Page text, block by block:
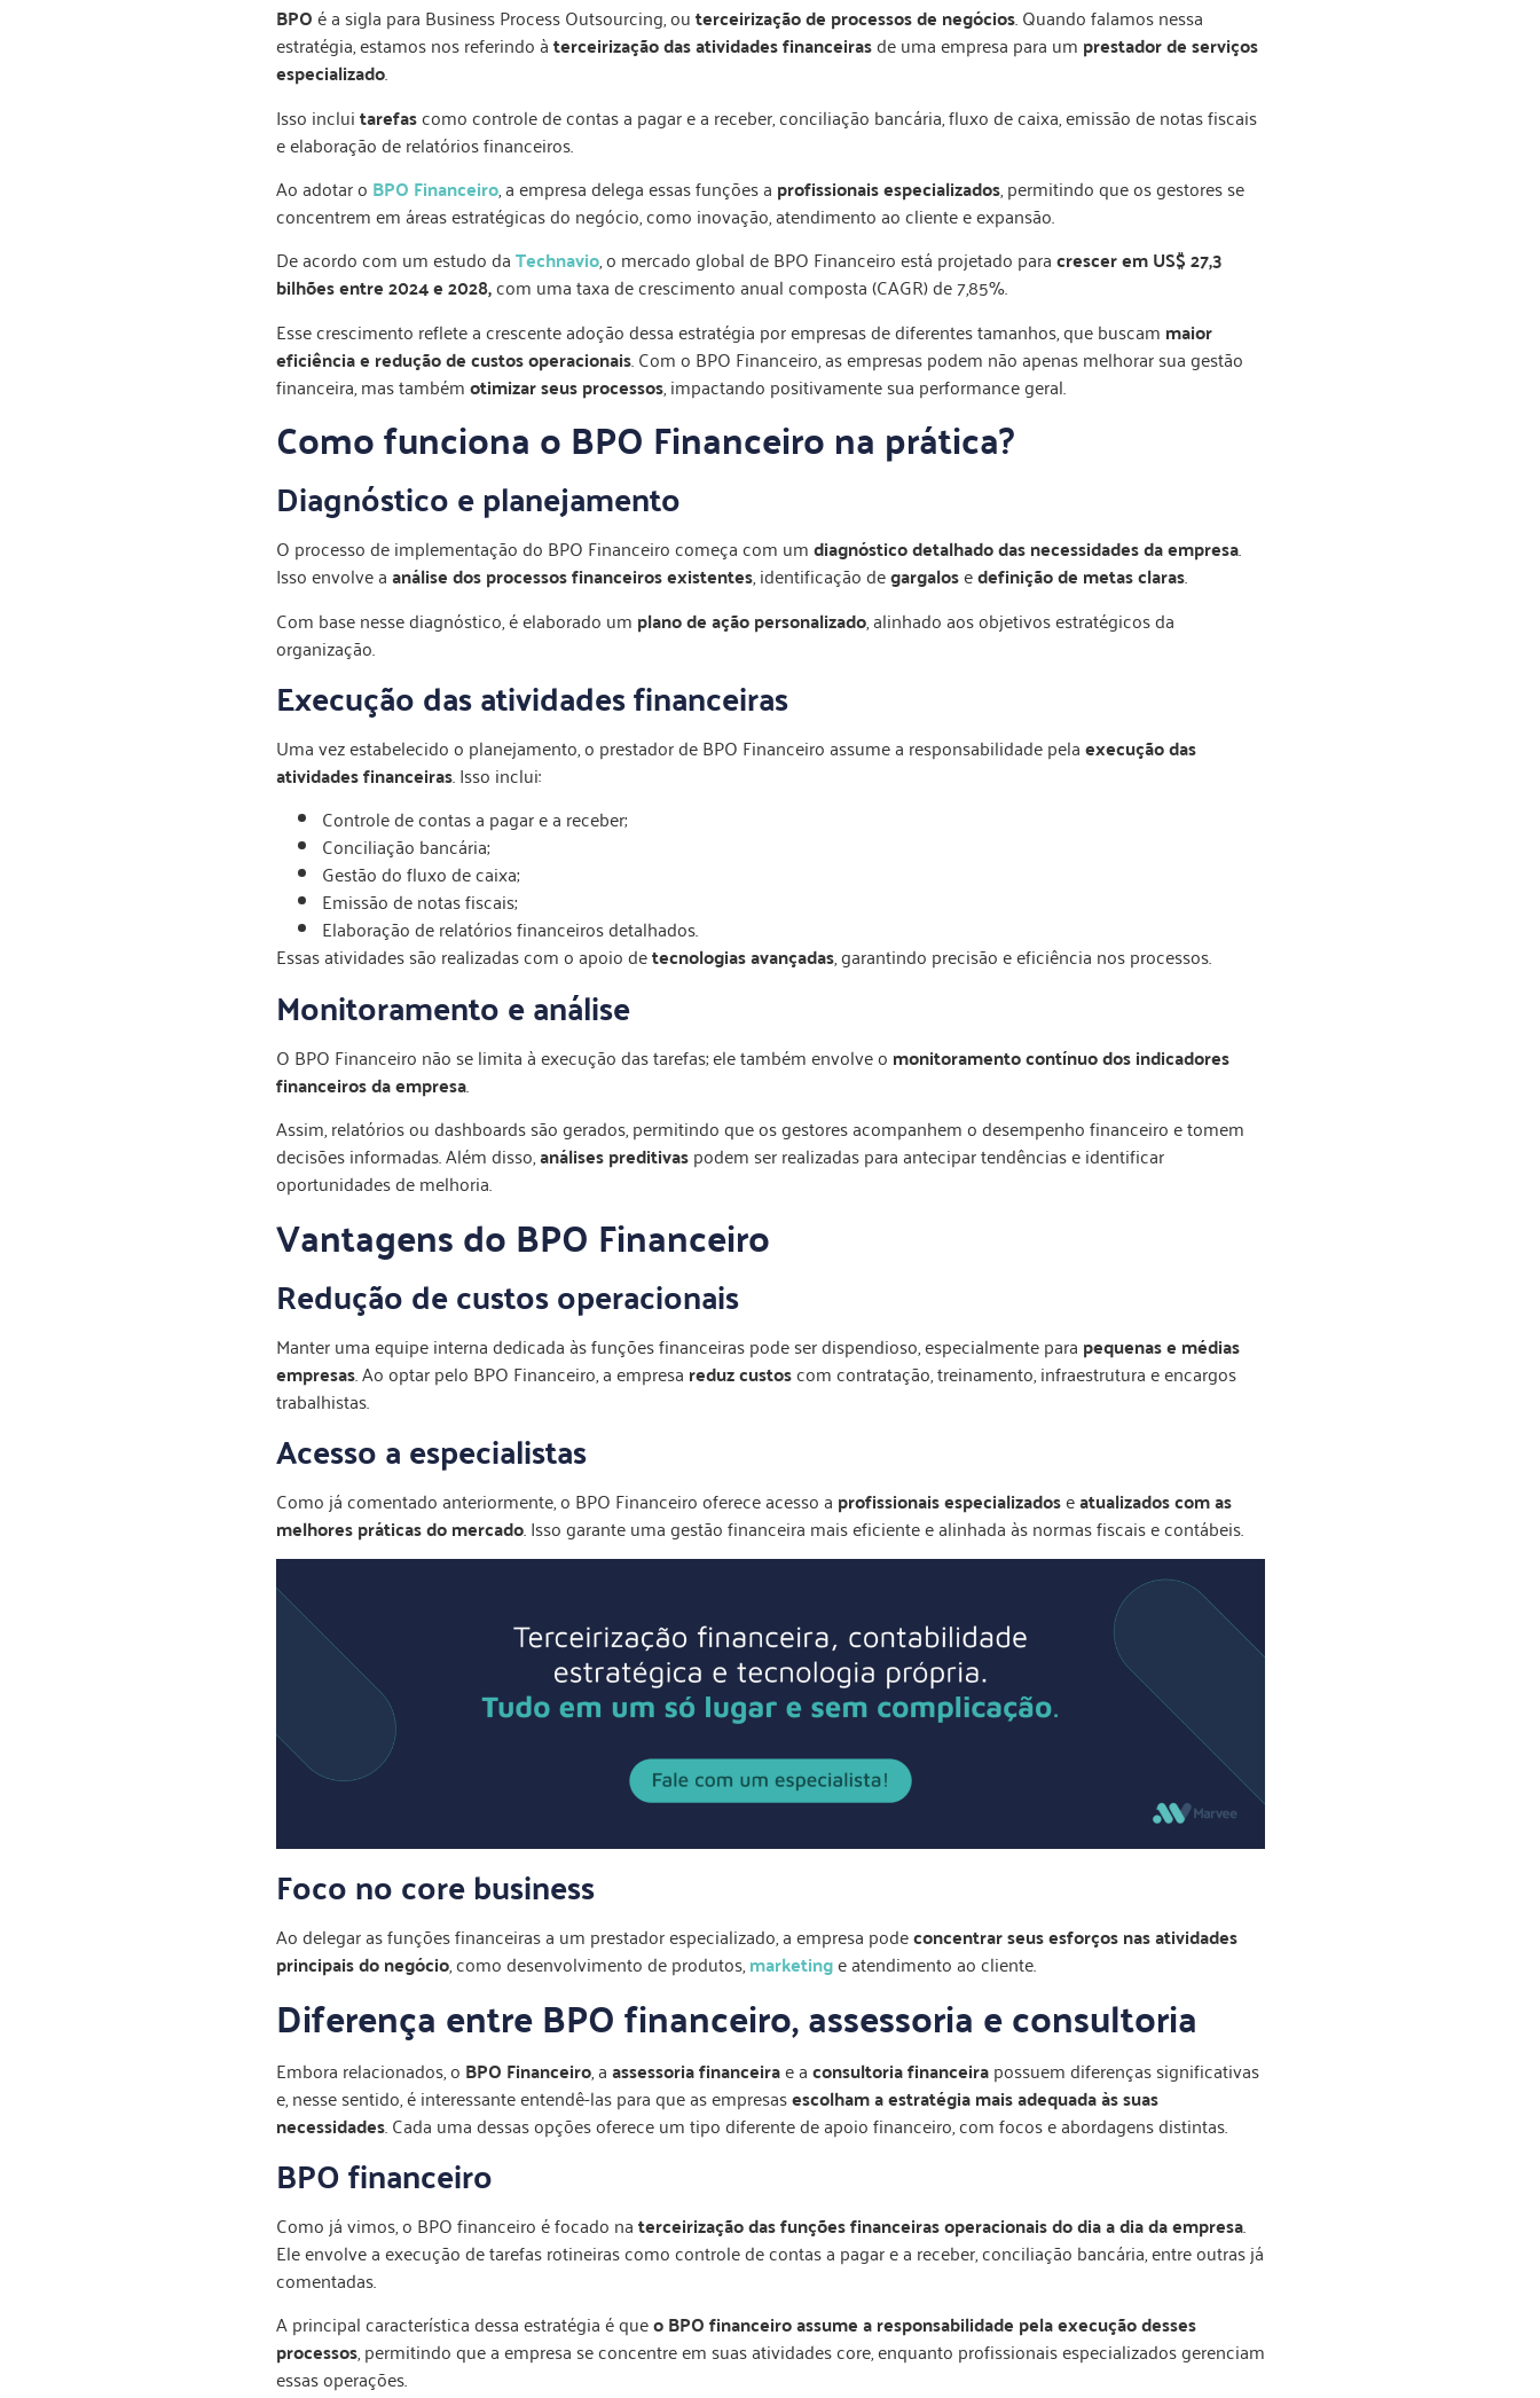
BPOé a sigla para Business Process Outsourcing, outerceirização de processos de negócios. Quando falamos nessa
estratégia, estamos nos referindo àterceirização das atividades financeirasde uma empresa para um prestador de serviços
especializado.
Isso incluitarefascomo controle de contas a pagar e a receber, conciliação bancária, fluxo de caixa, emissão de notas fiscais
e elaboração de relatórios financeiros.
Ao adotar o BPO Financeiro, a empresa delega essas funções a profissionais especializados, permitindo que os gestores se
concentrem em áreas estratégicas do negócio, como inovação, atendimento ao cliente e expansão.
De acordo com um estudo daTechnavio, o mercado global de BPO Financeiro está projetado paracrescer em US$ 27,3
bilhões entre 2024 e 2028,com uma taxa de crescimento anual composta (CAGR) de 7,85%.
Esse crescimento reflete a crescente adoção dessa estratégia por empresas de diferentes tamanhos, que buscam maior
eficiência e redução de custos operacionais. Com o BPO Financeiro, as empresas podem não apenas melhorar sua gestão
financeira, mas tambémotimizar seus processos, impactando positivamente sua performance geral.
Como funciona o BPO Financeiro na prática?
Diagnóstico e planejamento
O processo de implementação do BPO Financeiro começa com umdiagnóstico detalhado das necessidades da empresa.
Isso envolve aanálise dos processos financeiros existentes, identificação degargalosedefinição de metas claras.
Com base nesse diagnóstico, é elaborado um plano de ação personalizado, alinhado aos objetivos estratégicos da
organização.
Execução das atividades financeiras
Uma vez estabelecido o planejamento, o prestador de BPO Financeiro assume a responsabilidade pelaexecução das
atividades financeiras. Isso inclui:
Controle de contas a pagar e a receber;
Conciliação bancária;
Gestão do fluxo de caixa;
Emissão de notas fiscais;
Elaboração de relatórios financeiros detalhados.
Essas atividades são realizadas com o apoio detecnologias avançadas, garantindo precisão e eficiência nos processos.
Monitoramento e análise
O BPO Financeiro não se limita à execução das tarefas; ele também envolve o monitoramento contínuo dos indicadores
financeiros da empresa.
Assim, relatórios ou dashboards são gerados, permitindo que os gestores acompanhem o desempenho financeiro e tomem
decisões informadas. Além disso,análises preditivaspodem ser realizadas para antecipar tendências e identificar
oportunidades de melhoria.
Vantagens do BPO Financeiro
Redução de custos operacionais
Manter uma equipe interna dedicada às funções financeiras pode ser dispendioso, especialmente para pequenas e médias
empresas. Ao optar pelo BPO Financeiro, a empresa reduz custoscom contratação, treinamento, infraestrutura e encargos
trabalhistas.
Acesso a especialistas
Como já comentado anteriormente, o BPO Financeiro oferece acesso a profissionais especializadoseatualizados com as
melhores práticas do mercado. Isso garante uma gestão financeira mais eficiente e alinhada às normas fiscais e contábeis.
Foco no core business
Ao delegar as funções financeiras a um prestador especializado, a empresa podeconcentrar seus esforços nas atividades
principais do negócio, como desenvolvimento de produtos,marketinge atendimento ao cliente.
Diferença entre BPO financeiro, assessoria e consultoria
Embora relacionados, o BPO Financeiro, aassessoria financeirae aconsultoria financeirapossuem diferenças significativas
e, nesse sentido, é interessante entendê-las para que as empresasescolham a estratégia mais adequada às suas
necessidades. Cada uma dessas opções oferece um tipo diferente de apoio financeiro, com focos e abordagens distintas.
BPO financeiro
Como já vimos, o BPO financeiro é focado naterceirização das funções financeiras operacionais do dia a dia da empresa.
Ele envolve a execução de tarefas rotineiras como controle de contas a pagar e a receber, conciliação bancária, entre outras já
comentadas.
A principal característica dessa estratégia é queo BPO financeiro assume a responsabilidade pela execução desses
processos, permitindo que a empresa se concentre em suas atividades core, enquanto profissionais especializados gerenciam
essas operações.